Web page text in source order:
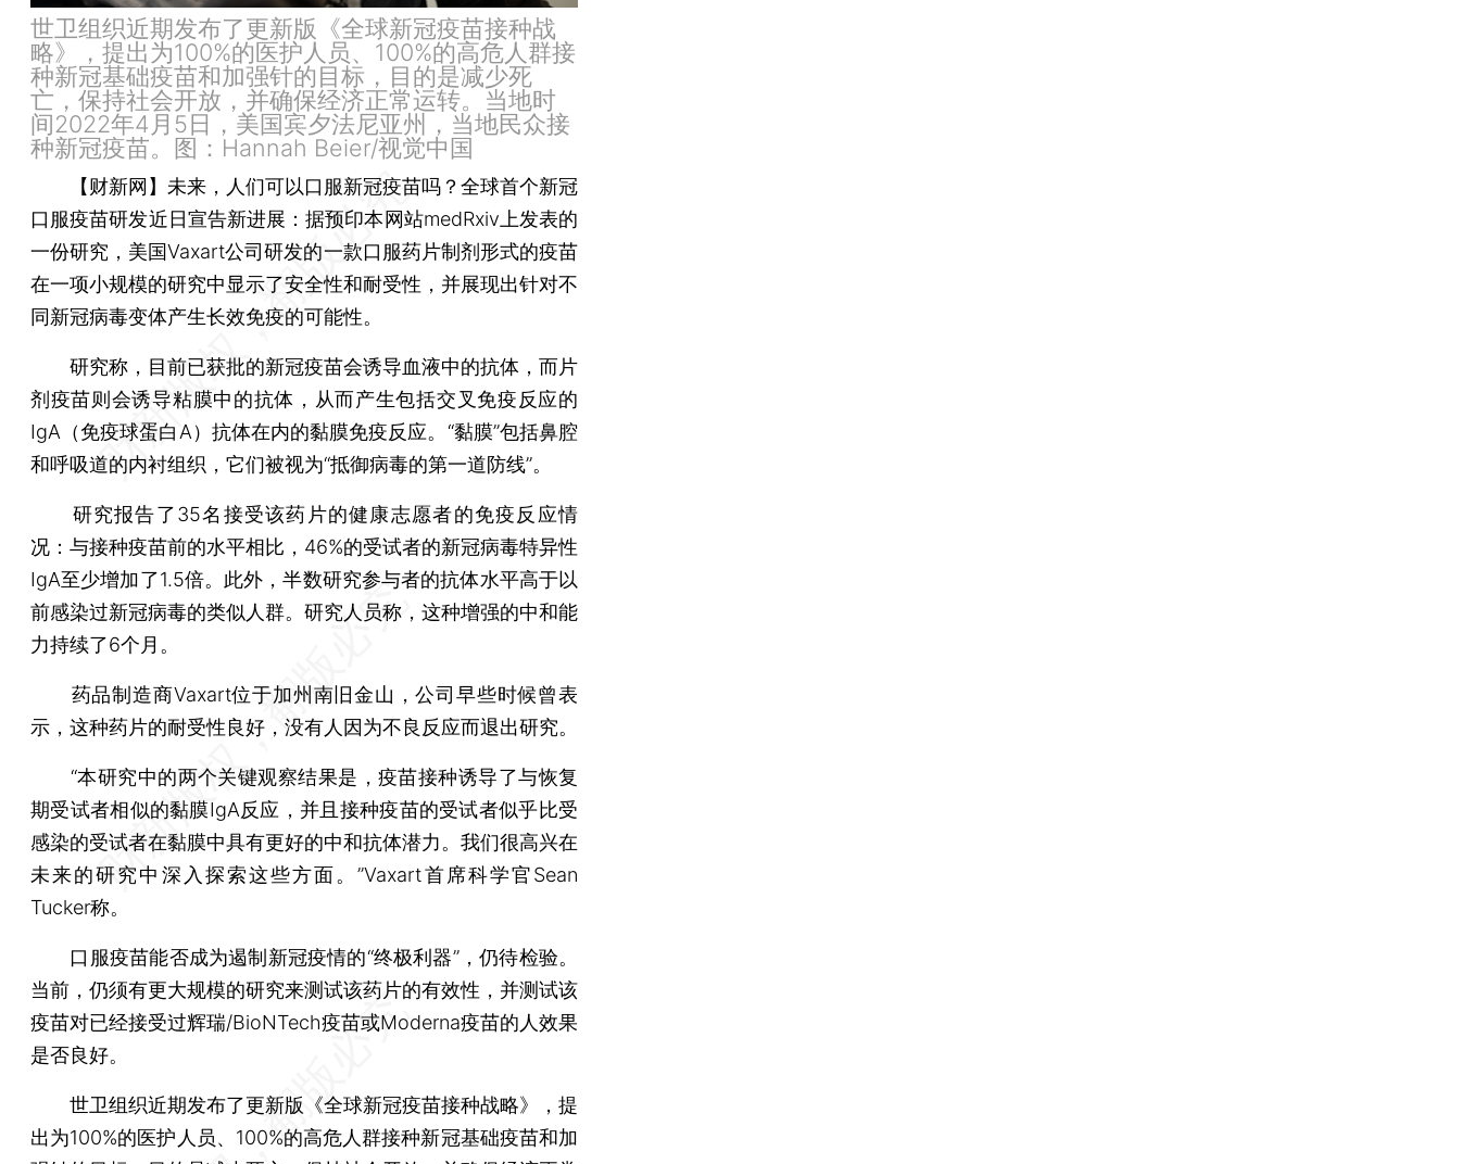
世卫组织近期发布了更新版《全球新冠疫苗接种战
略》，提出为100%的医护人员、100%的高危人群接
种新冠基础疫苗和加强针的目标，目的是减少死
亡，保持社会开放，并确保经济正常运转。当地时
间2022年4月5日，美国宾夕法尼亚州，当地民众接
种新冠疫苗。图：Hannah Beier/视觉中国
【财新网】 未来，人们可以口服新冠疫苗吗？全球首个新冠
口服疫苗研发近日宣告新进展：据预印本网站medRxiv上发表的
一份研究，美国Vaxart公司研发的一款口服药片制剂形式的疫苗
在一项小规模的研究中显示了安全性和耐受性，并展现出针对不
同新冠病毒变体产生长效免疫的可能性。
研究称，目前已获批的新冠疫苗会诱导血液中的抗体，而片
剂疫苗则会诱导粘膜中的抗体，从而产生包括交叉免疫反应的
IgA（免疫球蛋白A）抗体在内的黏膜免疫反应。“黏膜”包括鼻腔
和呼吸道的内衬组织，它们被视为“抵御病毒的第一道防线”。
研究报告了35名接受该药片的健康志愿者的免疫反应情
况：与接种疫苗前的水平相比，46%的受试者的新冠病毒特异性
IgA至少增加了1.5倍。此外，半数研究参与者的抗体水平高于以
前感染过新冠病毒的类似人群。研究人员称，这种增强的中和能
力持续了6个月。
药品制造商Vaxart位于加州南旧金山，公司早些时候曾表
示，这种药片的耐受性良好，没有人因为不良反应而退出研究。
“本研究中的两个关键观察结果是，疫苗接种诱导了与恢复
期受试者相似的黏膜IgA反应，并且接种疫苗的受试者似乎比受
感染的受试者在黏膜中具有更好的中和抗体潜力。我们很高兴在
未来的研究中深入探索这些方面。”Vaxart首席科学官Sean
Tucker称。
口服疫苗能否成为遏制新冠疫情的“终极利器”，仍待检验。
当前，仍须有更大规模的研究来测试该药片的有效性，并测试该
疫苗对已经接受过辉瑞/BioNTech疫苗或Moderna疫苗的人效果
是否良好。
世卫组织近期发布了更新版《全球新冠疫苗接种战略》，提
出为100%的医护人员、100%的高危人群接种新冠基础疫苗和加